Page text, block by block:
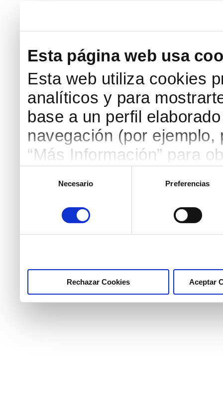
Esta página web usa
Esta web utiliza cookies
analíticos y para
base a un perfil
navegación (por
“Más Información” para
botón “Aceptar
necesarias haciendo
marcar las casillas de
Necesario Preferencias
Rechazar Cookies Aceptar